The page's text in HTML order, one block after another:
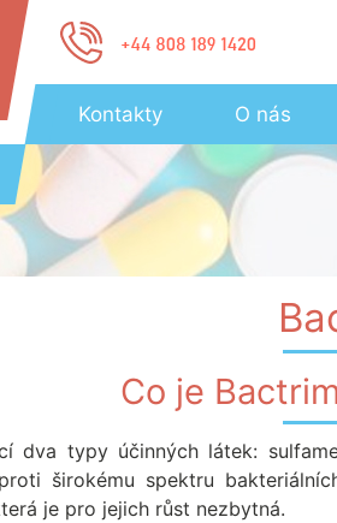
Kontakty O nás
Co je
dva typy účinných látek:
širokému spektru
je pro jejich růst nezbytná.